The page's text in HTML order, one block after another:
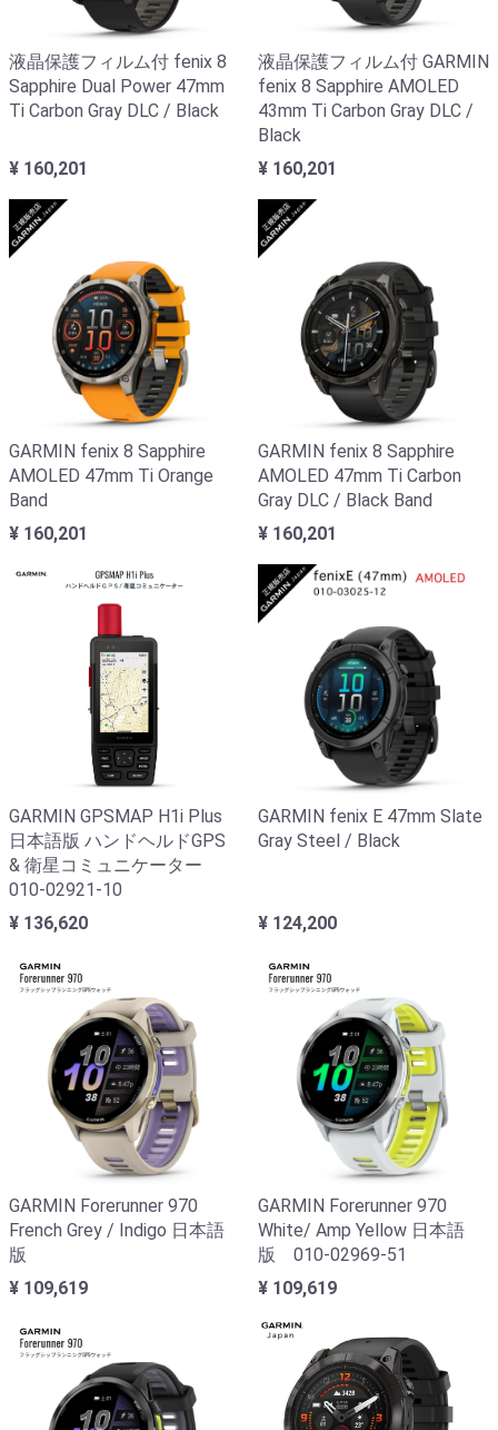
液晶保護フィルム付 fenix 8
Sapphire Dual Power 47mm
Ti Carbon Gray DLC / Black
¥ 160,201
液晶保護フィルム付 GARMIN
fenix 8 Sapphire AMOLED
43mm Ti Carbon Gray DLC /
Black
¥ 160,201
GARMIN fenix 8 Sapphire
AMOLED 47mm Ti Orange
Band
¥ 160,201
GARMIN fenix 8 Sapphire
AMOLED 47mm Ti Carbon
Gray DLC / Black Band
¥ 160,201
GARMIN GPSMAP H1i Plus
日本語版 ハンドヘルドGPS
& 衛星コミュニケーター
010-02921-10
¥ 136,620
GARMIN fenix E 47mm Slate
Gray Steel / Black
¥ 124,200
GARMIN Forerunner 970
French Grey / Indigo 日本語
版
¥ 109,619
GARMIN Forerunner 970
White/ Amp Yellow 日本語
版 010-02969-51
¥ 109,619